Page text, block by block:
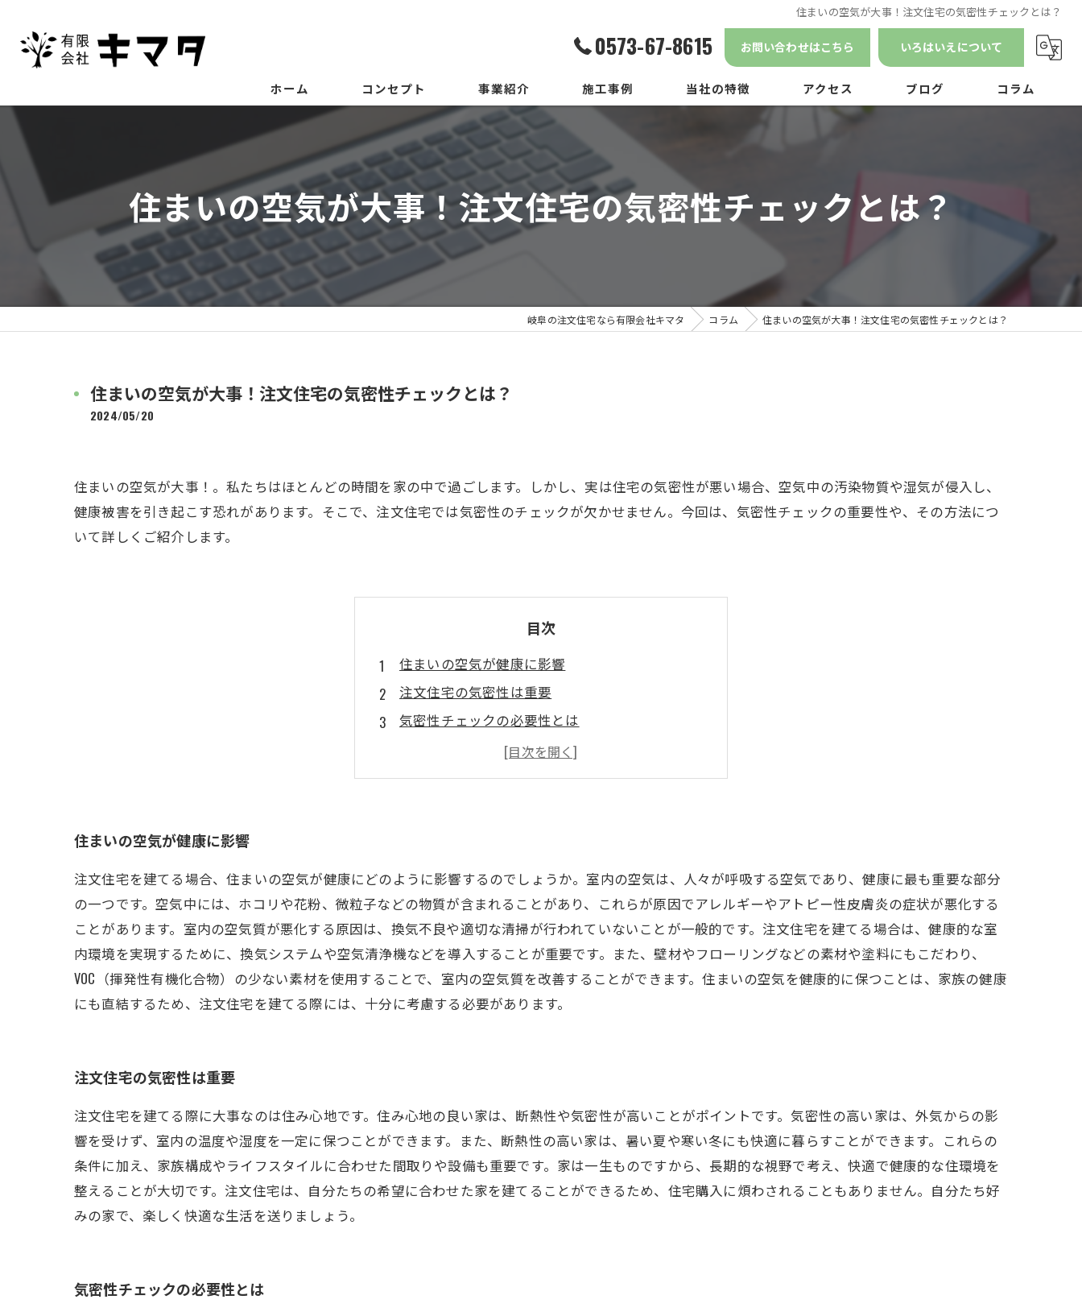
住まいの空気が大事！注文住宅の気密性チェックとは？
0573-67-8615 お問い合わせはこちら いろはいえについて
ホーム コンセプト 事業紹介
家造りまでの流れ
いろはいえの選び方
地震保証付住宅とは
施工事例 当社の特徴
デザイン
施工
アクセス ブログ コラム
住まいの空気が大事！注文住宅の気密性チェックとは？
岐阜の注文住宅なら有限会社キマタ コラム 住まいの空気が大事！注文住宅の気密性チェックとは？
住まいの空気が大事！注文住宅の気密性チェックとは？
2024/05/20
住まいの空気が大事！。私たちはほとんどの時間を家の中で過ごします。しかし、実は住宅の気密性が悪い場合、空気中の汚染物質や湿気が侵入し、
健康被害を引き起こす恐れがあります。そこで、注文住宅では気密性のチェックが欠かせません。今回は、気密性チェックの重要性や、その方法につ
いて詳しくご紹介します。
目次
住まいの空気が健康に影響
注文住宅の気密性は重要
気密性チェックの必要性とは
どのような点をチェックするべき？
快適な住まいを作るためには
住まいの空気が健康に影響
注文住宅を建てる場合、住まいの空気が健康にどのように影響するのでしょうか。室内の空気は、人々が呼吸する空気であり、健康に最も重要な部分
の一つです。空気中には、ホコリや花粉、微粒子などの物質が含まれることがあり、これらが原因でアレルギーやアトピー性皮膚炎の症状が悪化する
ことがあります。室内の空気質が悪化する原因は、換気不良や適切な清掃が行われていないことが一般的です。注文住宅を建てる場合は、健康的な室
内環境を実現するために、換気システムや空気清浄機などを導入することが重要です。また、壁材やフローリングなどの素材や塗料にもこだわり、
VOC（揮発性有機化合物）の少ない素材を使用することで、室内の空気質を改善することができます。住まいの空気を健康的に保つことは、家族の健康
にも直結するため、注文住宅を建てる際には、十分に考慮する必要があります。
注文住宅の気密性は重要
注文住宅を建てる際に大事なのは住み心地です。住み心地の良い家は、断熱性や気密性が高いことがポイントです。気密性の高い家は、外気からの影
響を受けず、室内の温度や湿度を一定に保つことができます。また、断熱性の高い家は、暑い夏や寒い冬にも快適に暮らすことができます。これらの
条件に加え、家族構成やライフスタイルに合わせた間取りや設備も重要です。家は一生ものですから、長期的な視野で考え、快適で健康的な住環境を
整えることが大切です。注文住宅は、自分たちの希望に合わせた家を建てることができるため、住宅購入に煩わされることもありません。自分たち好
みの家で、楽しく快適な生活を送りましょう。
気密性チェックの必要性とは